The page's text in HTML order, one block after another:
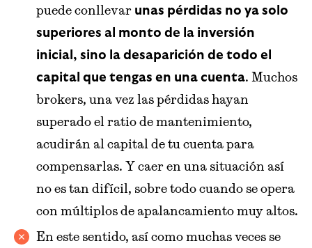
puede conllevar unas pérdidas no ya solo
superiores al monto de la inversión
inicial, sino la desaparición de todo el
capital que tengas en una cuenta. Muchos
brokers, una vez las pérdidas hayan
superado el ratio de mantenimiento,
acudirán al capital de tu cuenta para
compensarlas. Y caer en una situación así
no es tan difícil, sobre todo cuando se opera
con múltiplos de apalancamiento muy altos.
En este sentido, así como muchas veces se